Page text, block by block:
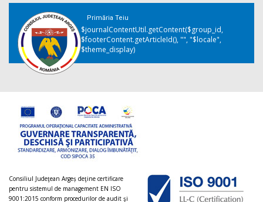
Primăria Teiu
$journalContentUtil.getContent($group_id,
$footerContent.getArticleId(), "", "$locale",
$theme_display)
Consiliul Judeţean Argeș deţine certificare
pentru sistemul de management EN ISO
9001:2015 conform procedurilor de audit şi